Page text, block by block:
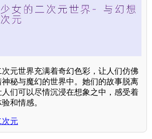
元世界充满着奇幻色彩，让人们仿佛
秘与魔幻的世界中。她们的故事脱离
们可以尽情沉浸在想象之中，感受着
和情感。
次元